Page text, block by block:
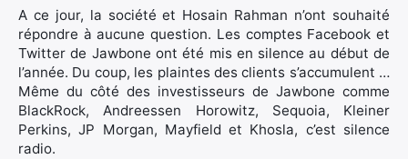
A ce jour, la société et Hosain Rahman n’ont souhaité
répondre à aucune question. Les comptes Facebook et
Twitter de Jawbone ont été mis en silence au début de
l’année. Du coup, les plaintes des clients s’accumulent …
Même du côté des investisseurs de Jawbone comme
BlackRock, Andreessen Horowitz, Sequoia, Kleiner
Perkins, JP Morgan, Mayfield et Khosla, c’est silence
radio.